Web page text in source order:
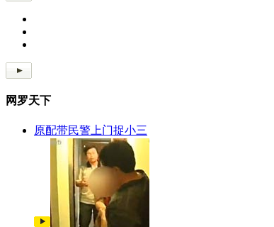
网罗天下
原配带民警上门捉小三